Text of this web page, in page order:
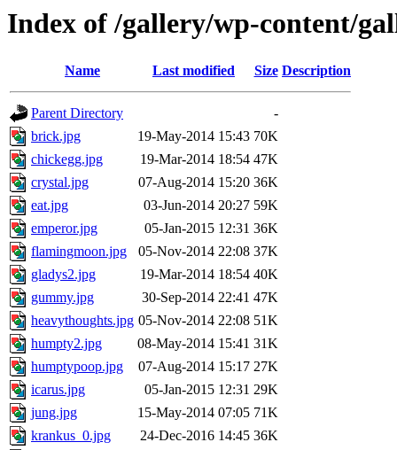
Index of /gallery/wp-content/
Name Last modified Size Description
Parent Directory
-
brick.jpg
19-May-2014 15:43 70K
chickegg.jpg
19-Mar-2014 18:54 47K
crystal.jpg
07-Aug-2014 15:20 36K
eat.jpg
03-Jun-2014 20:27 59K
emperor.jpg
05-Jan-2015 12:31 36K
flamingmoon.jpg
05-Nov-2014 22:08 37K
gladys2.jpg
19-Mar-2014 18:54 40K
gummy.jpg
30-Sep-2014 22:41 47K
heavythoughts.jpg 05-Nov-2014 22:08 51K
humpty2.jpg
08-May-2014 15:41 31K
humptypoop.jpg
07-Aug-2014 15:17 27K
icarus.jpg
05-Jan-2015 12:31 29K
jung.jpg
15-May-2014 07:05 71K
krankus_0.jpg
24-Dec-2016 14:45 36K